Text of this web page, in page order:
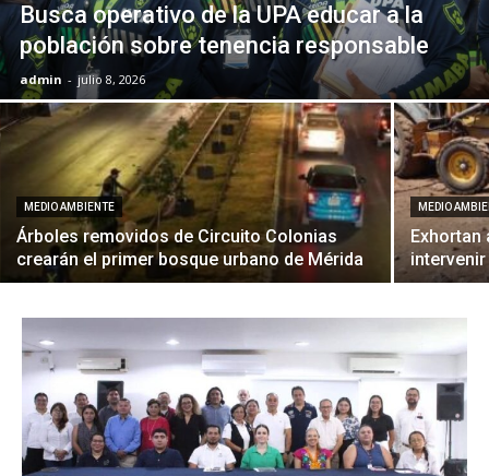
Busca operativo de la UPA educar a la
población sobre tenencia responsable
admin - julio 8, 2026
MEDIO AMBIENTE
Árboles removidos de Circuito Colonias
crearán el primer bosque urbano de Mérida
MEDIO
Exhortan